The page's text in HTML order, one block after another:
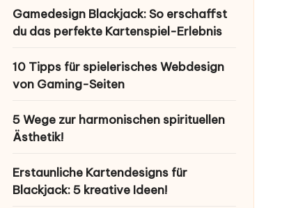
Gamedesign Blackjack: So erschaffst
du das perfekte Kartenspiel-Erlebnis
10 Tipps für spielerisches Webdesign
von Gaming-Seiten
5 Wege zur harmonischen spirituellen
Ästhetik!
Erstaunliche Kartendesigns für
Blackjack: 5 kreative Ideen!